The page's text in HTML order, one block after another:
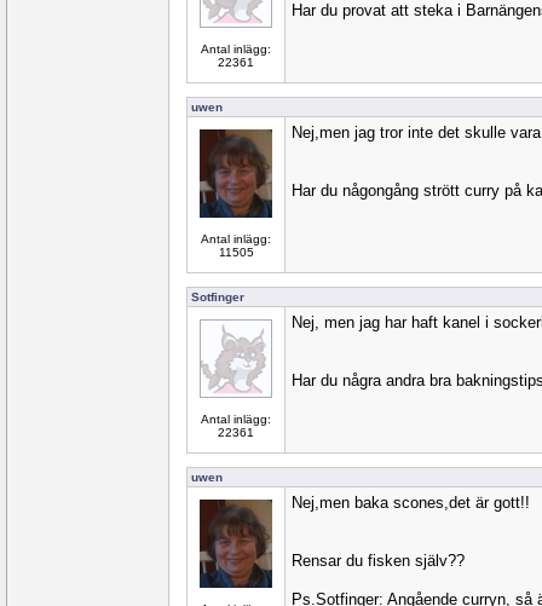
Antal inlägg:
22361
Har du provat att steka i
uwen
Antal inlägg:
11505
Nej,men jag tror inte det skulle
Har du någongång strött curry på
Sotfinger
Antal inlägg:
22361
Nej, men jag har haft kanel i
Har du några andra bra
uwen
Nej,men baka scones,det är gott!!
Rensar du fisken själv??
Ps.Sotfinger: Angående curryn, så